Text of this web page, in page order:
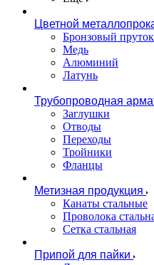
Цветной
Бронзовый пруток
Медь
Алюминий
Латунь
Трубопроводная
Заглушки
Отводы
Переходы
Тройники
Фланцы
Метизная продукция
Канаты стальные
Проволока
Сетка стальная
Припой для пайки